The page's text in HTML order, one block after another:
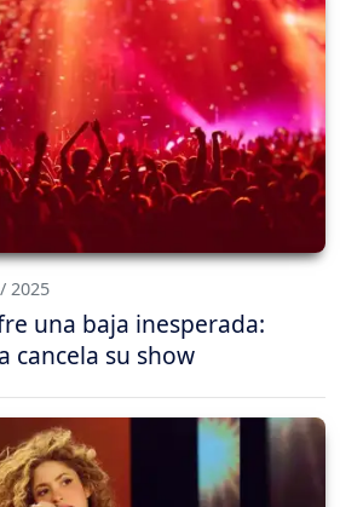
2025
una baja inesperada:
cancela su show